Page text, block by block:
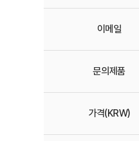
이메일
문의제품
가격(KRW)